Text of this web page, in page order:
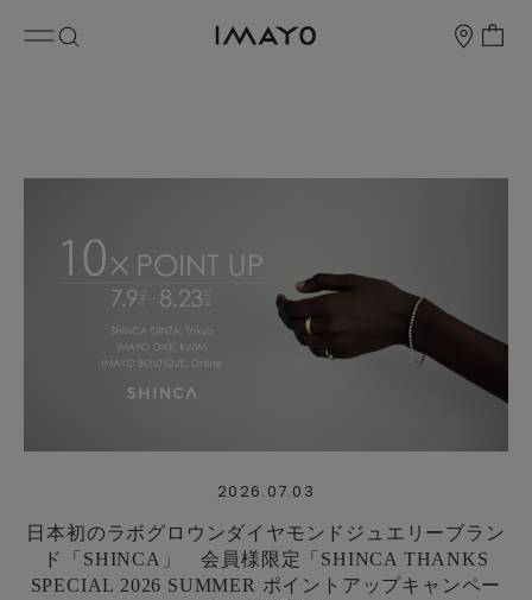
2026.07.03
日本初のラボグロウンダイヤモンドジュエリーブラン
ド「SHINCA」 会員様限定「SHINCA THANKS
SPECIAL 2026 SUMMER ポイントアップキャンペー